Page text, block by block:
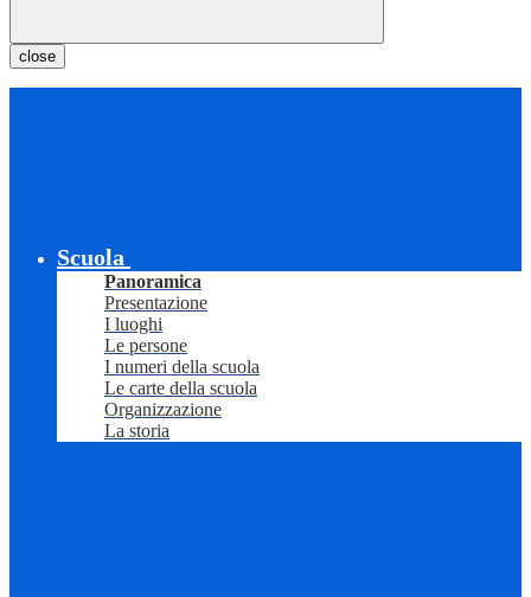
close
Scuola
Panoramica
Presentazione
I luoghi
Le persone
I numeri della scuola
Le carte della scuola
Organizzazione
La storia